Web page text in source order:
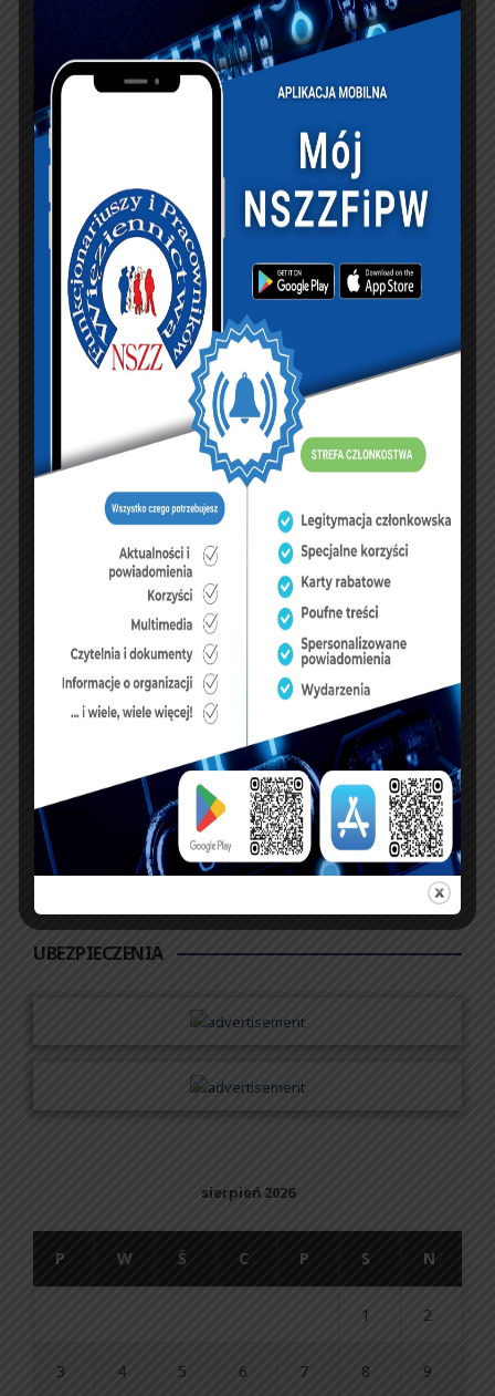
“Świąteczna Paczka”
Szczecińskim
NEXT ARTICLE
Okręgowy NSZZFiPW
w Krakowie.
KSIĘGA GOŚCI:
Zobacz księgę
NASZ FACEBOOK
UBEZPIECZENIA
sierpień 2026
P W Ś C P S N
1 2
3 4 5 6 7 8 9